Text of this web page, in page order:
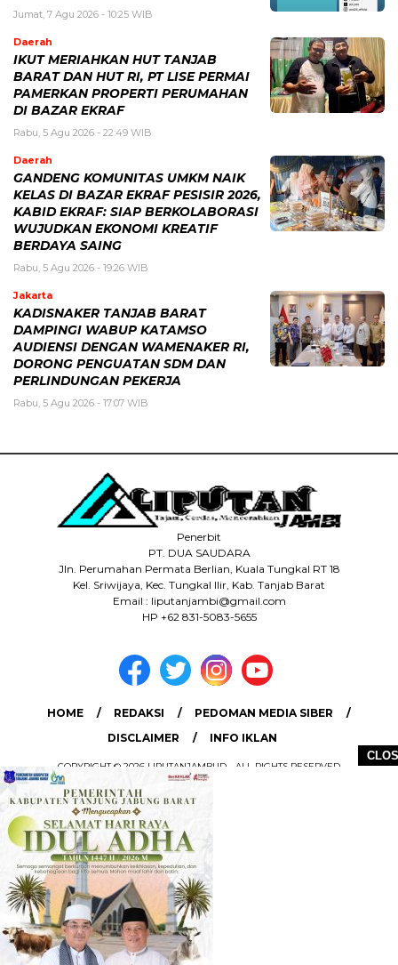
Jumat, 7 Agu 2026 - 10:25 WIB
Daerah
IKUT MERIAHKAN HUT TANJAB
BARAT DAN HUT RI, PT LISE PERMAI
PAMERKAN PROPERTI PERUMAHAN
DI BAZAR EKRAF
Rabu, 5 Agu 2026 - 22:49 WIB
Daerah
GANDENG KOMUNITAS UMKM NAIK
KELAS DI BAZAR EKRAF PESISIR 2026,
KABID EKRAF: SIAP BERKOLABORASI
WUJUDKAN EKONOMI KREATIF
BERDAYA SAING
Rabu, 5 Agu 2026 - 19:26 WIB
Jakarta
KADISNAKER TANJAB BARAT
DAMPINGI WABUP KATAMSO
AUDIENSI DENGAN WAMENAKER RI,
DORONG PENGUATAN SDM DAN
PERLINDUNGAN PEKERJA
Rabu, 5 Agu 2026 - 17:07 WIB
Penerbit
PT. DUA SAUDARA
Jln. Perumahan Permata Berlian, Kuala Tungkal RT 18
Kel. Sriwijaya, Kec. Tungkal Ilir, Kab. Tanjab Barat
Email : liputanjambi@gmail.com
HP +62 831-5083-5655
HOME REDAKSI
PEDOMAN MEDIA SIBER
DISCLAIMER
INFO IKLAN
COPYRIGHT © 2026 LIPUTANJAMBI.ID - ALL RIGHTS RESERVED